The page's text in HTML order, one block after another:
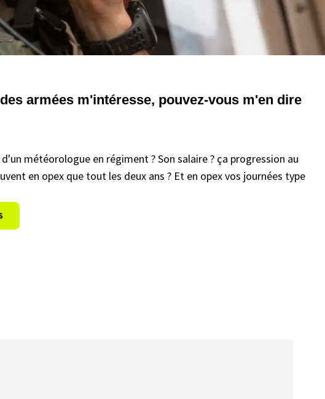
armées m'intéresse, pouvez-vous m'en dire
météorologue en régiment ? Son salaire ? ça progression au
en opex que tout les deux ans ? Et en opex vos journées type